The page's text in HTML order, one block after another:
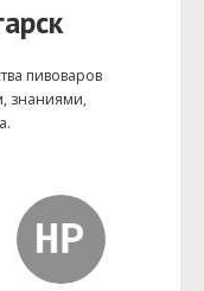
пивоваров
знаниями,